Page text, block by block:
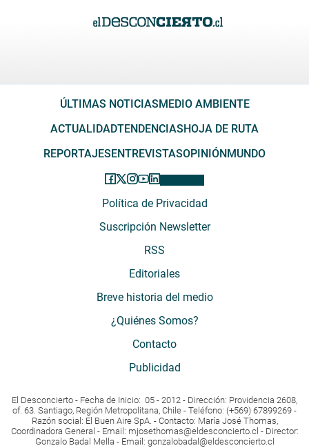
ÚLTIMAS NOTICIASMEDIO AMBIENTE
ACTUALIDADTENDENCIASHOJA DE RUTA
REPORTAJESENTREVISTASOPINIÓNMUNDO
Política de Privacidad
Suscripción Newsletter
RSS
Editoriales
Breve historia del medio
¿Quiénes Somos?
Contacto
Publicidad
El Desconcierto - Fecha de Inicio: 05 - 2012 - Dirección: Providencia 2608,
of. 63. Santiago, Región Metropolitana, Chile - Teléfono: (+569) 67899269 -
Razón social: El Buen Aire SpA. - Contacto: María José Thomas,
Coordinadora General - Email: mjosethomas@eldesconcierto.cl - Director:
Gonzalo Badal Mella - Email: gonzalobadal@eldesconcierto.cl